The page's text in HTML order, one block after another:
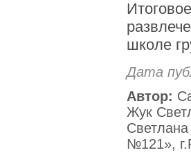
школе
Дата
Автор:
Жук
№121»,